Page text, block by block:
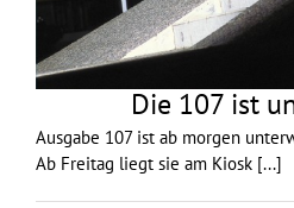
Die 107 ist
Ausgabe 107 ist ab morgen
Ab Freitag liegt sie am Kiosk [...]